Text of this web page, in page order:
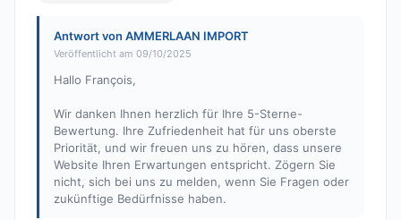
Antwort von AMMERLAAN IMPORT
Veröffentlicht am 09/10/2025
Hallo François,
Wir danken Ihnen herzlich für Ihre 5-Sterne-
Bewertung. Ihre Zufriedenheit hat für uns oberste
Priorität, und wir freuen uns zu hören, dass unsere
Website Ihren Erwartungen entspricht. Zögern Sie
nicht, sich bei uns zu melden, wenn Sie Fragen oder
zukünftige Bedürfnisse haben.